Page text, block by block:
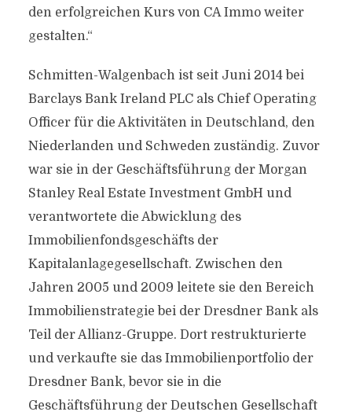
den erfolgreichen Kurs von CA Immo weiter
gestalten.“
Schmitten-Walgenbach ist seit Juni 2014 bei
Barclays Bank Ireland PLC als Chief Operating
Officer für die Aktivitäten in Deutschland, den
Niederlanden und Schweden zuständig. Zuvor
war sie in der Geschäftsführung der Morgan
Stanley Real Estate Investment GmbH und
verantwortete die Abwicklung des
Immobilienfondsgeschäfts der
Kapitalanlagegesellschaft. Zwischen den
Jahren 2005 und 2009 leitete sie den Bereich
Immobilienstrategie bei der Dresdner Bank als
Teil der Allianz-Gruppe. Dort restrukturierte
und verkaufte sie das Immobilienportfolio der
Dresdner Bank, bevor sie in die
Geschäftsführung der Deutschen Gesellschaft